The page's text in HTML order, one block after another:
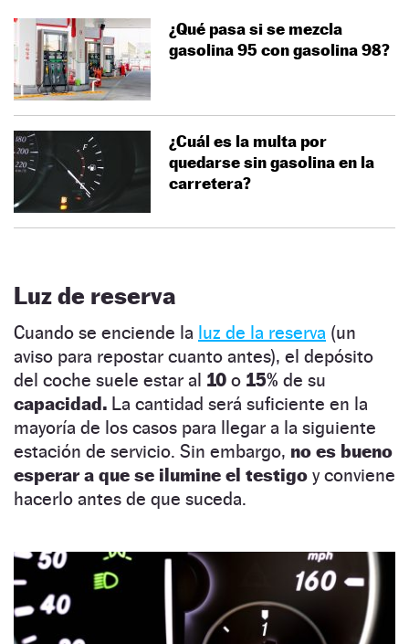
¿Qué pasa si se mezcla
gasolina 95 con gasolina 98?
¿Cuál es la multa por
quedarse sin gasolina en la
carretera?
Luz de reserva
Cuando se enciende la luz de la reserva (un
aviso para repostar cuanto antes), el depósito
del coche suele estar al 10 o 15% de su
capacidad. La cantidad será suficiente en la
mayoría de los casos para llegar a la siguiente
estación de servicio. Sin embargo, no es bueno
esperar a que se ilumine el testigo y conviene
hacerlo antes de que suceda.